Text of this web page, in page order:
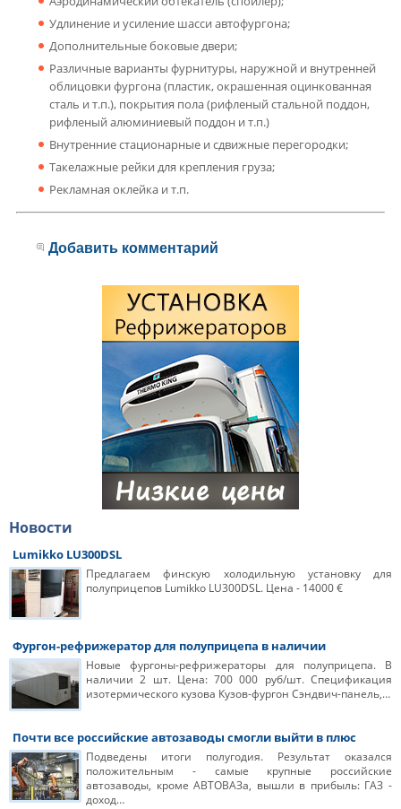
Удлинение и усиление шасси автофургона;
Дополнительные боковые двери;
Различные варианты фурнитуры, наружной и внутренней
облицовки фургона (пластик, окрашенная оцинкованная
сталь и т.п.), покрытия пола (рифленый стальной поддон,
рифленый алюминиевый поддон и т.п.)
Внутренние стационарные и сдвижные перегородки;
Такелажные рейки для крепления груза;
Рекламная оклейка и т.п.
Добавить комментарий
Новости
Lumikko LU300DSL
Предлагаем финскую холодильную установку для
полуприцепов Lumikko LU300DSL. Цена - 14000 €
Фургон-рефрижератор для полуприцепа в наличии
Новые фургоны-рефрижераторы для полуприцепа. В
наличии 2 шт. Цена: 700 000 руб/шт. Спецификация
изотермического кузова Кузов-фургон Сэндвич-панель,…
Почти все российские автозаводы смогли выйти в плюс
Подведены итоги полугодия. Результат оказался
положительным - самые крупные российские
автозаводы, кроме АВТОВАЗа, вышли в прибыль: ГАЗ -
доход…